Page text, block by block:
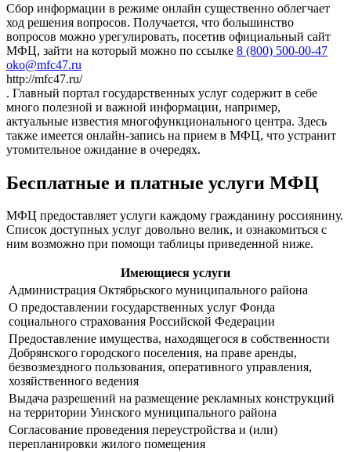
Сбор информации в режиме онлайн существенно облегчает
ход решения вопросов. Получается, что большинство
вопросов можно урегулировать, посетив официальный сайт
МФЦ, зайти на который можно по ссылке 8 (800) 500-00-47
oko@mfc47.ru
http://mfc47.ru/
. Главный портал государственных услуг содержит в себе
много полезной и важной информации, например,
актуальные известия многофункционального центра. Здесь
также имеется онлайн-запись на прием в МФЦ, что устранит
утомительное ожидание в очередях.
Бесплатные и платные услуги МФЦ
МФЦ предоставляет услуги каждому гражданину россиянину.
Список доступных услуг довольно велик, и ознакомиться с
ним возможно при помощи таблицы приведенной ниже.
Имеющиеся услуги
Администрация Октябрьского муниципального района
О предоставлении государственных услуг Фонда
социального страхования Российской Федерации
Предоставление имущества, находящегося в собственности
Добрянского городского поселения, на праве аренды,
безвозмездного пользования, оперативного управления,
хозяйственного ведения
Выдача разрешений на размещение рекламных конструкций
на территории Уинского муниципального района
Согласование проведения переустройства и (или)
перепланировки жилого помещения